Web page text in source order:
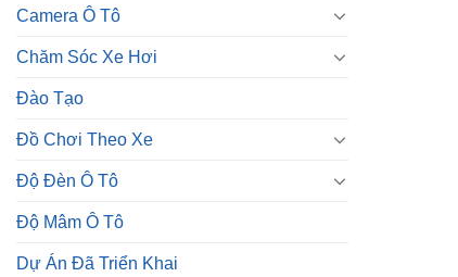
Camera Ô Tô
Chăm Sóc Xe Hơi
Đào Tạo
Đồ Chơi Theo Xe
Độ Đèn Ô Tô
Độ Mâm Ô Tô
Dự Án Đã Triển Khai